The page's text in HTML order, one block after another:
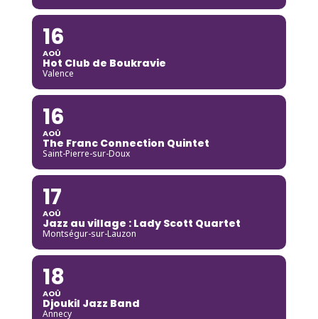
16
AOÛ
Hot Club de Boukravie
Valence
16
AOÛ
The Franc Connection Quintet
Saint-Pierre-sur-Doux
17
AOÛ
Jazz au village : Lady Scott Quartet
Montségur-sur-Lauzon
18
AOÛ
Djoukil Jazz Band
Annecy